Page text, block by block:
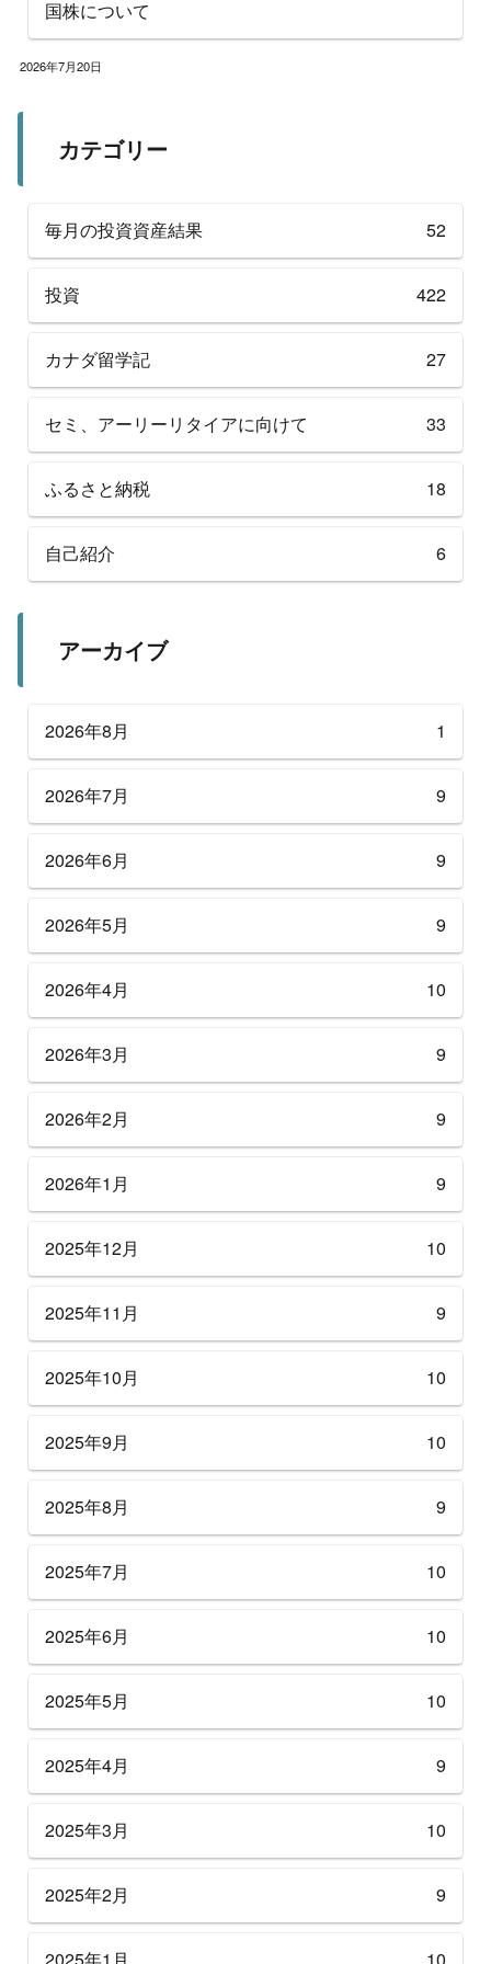
国株について
2026年7月20日
カテゴリー
毎月の投資資産結果 52
投資 422
カナダ留学記 27
セミ、アーリーリタイアに向けて 33
ふるさと納税 18
自己紹介 6
アーカイブ
2026年8月 1
2026年7月 9
2026年6月 9
2026年5月 9
2026年4月 10
2026年3月 9
2026年2月 9
2026年1月 9
2025年12月 10
2025年11月 9
2025年10月 10
2025年9月 10
2025年8月 9
2025年7月 10
2025年6月 10
2025年5月 10
2025年4月 9
2025年3月 10
2025年2月 9
2025年1月 10